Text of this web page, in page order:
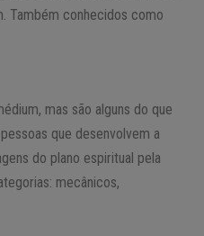
Também conhecidos como
mas são alguns do que
que desenvolvem a
do plano espiritual pela
mecânicos,